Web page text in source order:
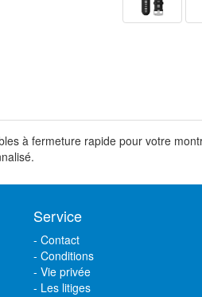
à fermeture rapide pour votre
Service
- Contact
- Conditions
- Vie privée
- Les litiges